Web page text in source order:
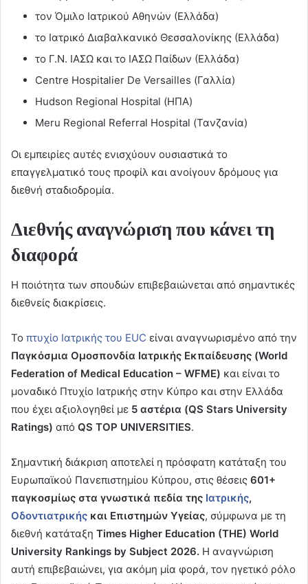
τον Όμιλο Ιατρικού Αθηνών (Ελλάδα)
το Ιατρικό Διαβαλκανικό Θεσσαλονίκης (Ελλάδα)
το Γ.Ν. ΙΑΣΩ και το ΙΑΣΩ Παίδων (Ελλάδα)
Centre Hospitalier De Versailles (Γαλλία)
Hudson Regional Hospital (ΗΠΑ)
Meru Regional Referral Hospital (Τανζανία)
Οι εμπειρίες αυτές ενισχύουν ουσιαστικά το
επαγγελματικό τους προφίλ και ανοίγουν δρόμους για
διεθνή σταδιοδρομία.
Διεθνής αναγνώριση που κάνει τη
διαφορά
Η ποιότητα των σπουδών επιβεβαιώνεται από σημαντικές
διεθνείς διακρίσεις.
Το πτυχίο Ιατρικής του EUC είναι αναγνωρισμένο από την
Παγκόσμια Ομοσπονδία Ιατρικής Εκπαίδευσης (World
Federation of Medical Education – WFME) και είναι το
μοναδικό Πτυχίο Ιατρικής στην Κύπρο και στην Ελλάδα
που έχει αξιολογηθεί με 5 αστέρια (QS Stars University
Ratings) από QS TOP UNIVERSITIES.
Σημαντική διάκριση αποτελεί η πρόσφατη κατάταξη του
Ευρωπαϊκού Πανεπιστημίου Κύπρου, στις θέσεις 601+
παγκοσμίως στα γνωστικά πεδία της Ιατρικής,
Οδοντιατρικής και Επιστημών Υγείας, σύμφωνα με τη
διεθνή κατάταξη Times Higher Education (THE) World
University Rankings by Subject 2026. Η αναγνώριση
αυτή επιβεβαιώνει, για ακόμη μία φορά, τον ηγετικό ρόλο